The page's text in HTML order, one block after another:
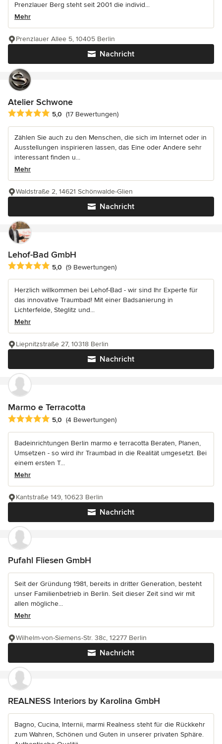
Prenzlauer Berg steht seit 2001 die individ...
Mehr
Nachricht
Prenzlauer Allee 5, 10405 Berlin
Atelier Schwone
Durchschnittliche Bewertung: 5 von 5 Sternen
5,0 (17 Bewertungen)
Zählen Sie auch zu den Menschen, die sich im Internet oder in
Ausstellungen inspirieren lassen, das Eine oder Andere sehr
interessant finden u...
Mehr
Nachricht
Waldstraße 2, 14621 Schönwalde-Glien
Lehof-Bad GmbH
Durchschnittliche Bewertung: 5 von 5 Sternen
5,0 (9 Bewertungen)
Herzlich willkommen bei Lehof-Bad - wir sind Ihr Experte für
das innovative Traumbad! Mit einer Badsanierung in
Lichterfelde, Steglitz und...
Mehr
Nachricht
Liepnitzstraße 27, 10318 Berlin
Marmo e Terracotta
Durchschnittliche Bewertung: 5 von 5 Sternen
5,0 (4 Bewertungen)
Badeinrichtungen Berlin marmo e terracotta Beraten, Planen,
Umsetzen - so wird ihr Traumbad in die Realität umgesetzt. Bei
einem ersten T...
Mehr
Nachricht
Kantstraße 149, 10623 Berlin
Pufahl Fliesen GmbH
Seit der Gründung 1981, bereits in dritter Generation, besteht
unser Familienbetrieb in Berlin. Seit dieser Zeit sind wir mit
allen mögliche...
Mehr
Nachricht
Wilhelm-von-Siemens-Str. 38c, 12277 Berlin
REALNESS Interiors by Karolina GmbH
Bagno, Cucina, Internii, marmi Realness steht für die Rückkehr
zum Wahren, Schönen und Guten in unserer privaten Sphäre.